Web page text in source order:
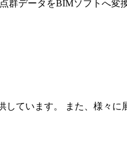
群データをBIMソフトへ変
ています。 また、様々に